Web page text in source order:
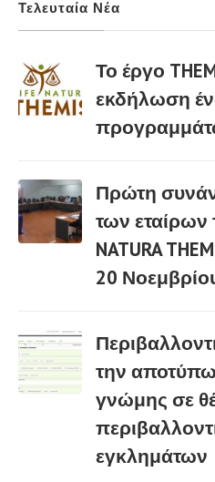
Τελευταία Νέα
Το έργο
εκδήλωση
Πρώτη
των εταίρων
NATURA
20
την
γνώμης σε
εγκλημάτων